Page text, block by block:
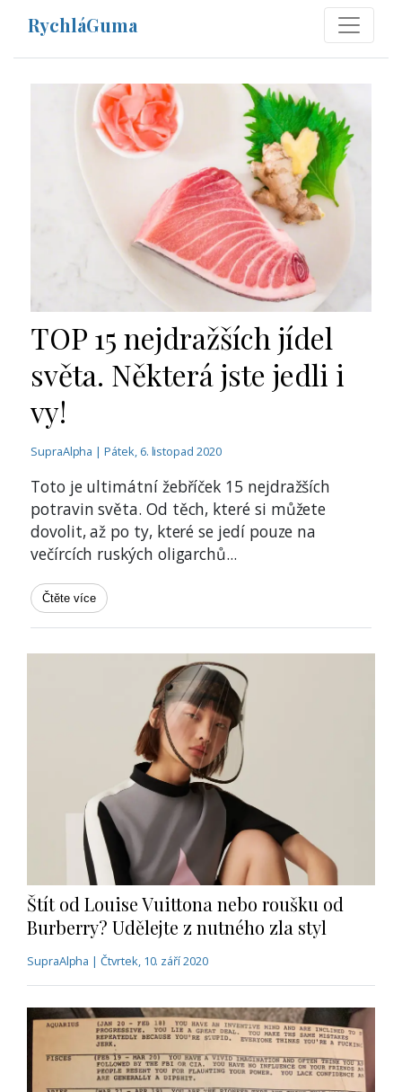
RychláGuma
TOP 15 nejdražších jídel
světa. Některá jste jedli i
vy!
SupraAlpha | Pátek, 6. listopad 2020
Toto je ultimátní žebříček 15 nejdražších
potravin světa. Od těch, které si můžete
dovolit, až po ty, které se jedí pouze na
večírcích ruských oligarchů...
Čtěte více
Štít od Louise Vuittona nebo roušku od
Burberry? Udělejte z nutného zla styl
SupraAlpha | Čtvrtek, 10. září 2020